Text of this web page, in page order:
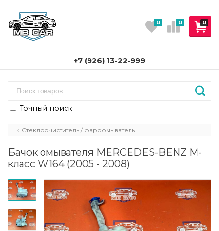
0
0 0
+7 (926) 13-22-999
Точный поиск
Стеклоочиститель / фароомыватель
Бачок омывателя MERCEDES-BENZ M-
класс W164 (2005 - 2008)